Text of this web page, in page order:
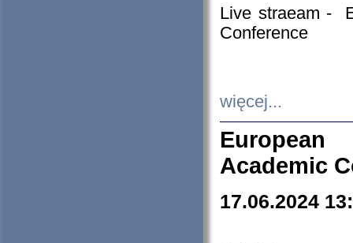
Live straeam -
Conference
więcej...
European
Academic
17.06.2024